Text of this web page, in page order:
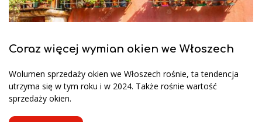
Coraz więcej wymian okien we Włoszech
Wolumen sprzedaży okien we Włoszech rośnie, ta tendencja
utrzyma się w tym roku i w 2024. Także rośnie wartość
sprzedaży okien.